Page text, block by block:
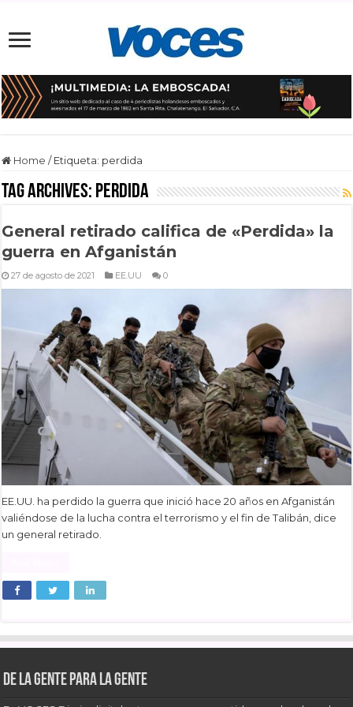
Home / Etiqueta: perdida
Tag Archives: perdida
General retirado califica de «Perdida» la
guerra en Afganistán
27 de agosto de 2021 EE.UU 0
EE.UU. ha perdido la guerra que inició hace 20 años en Afganistán
valiéndose de la lucha contra el terrorismo y el fin de Talibán, dice
un general retirado.
De la gente para la gente